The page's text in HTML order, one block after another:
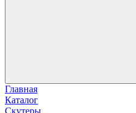
Главная
Каталог